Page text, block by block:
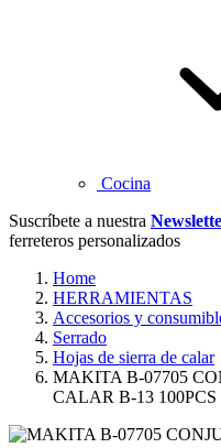
Cocina
Suscríbete a nuestra
ferreteros personalizados
Home
HERRAMIENTAS
Accesorios y
Serrado
Hojas de sierra de calar
MAKITA B-07705
CALAR B-13 100PCS